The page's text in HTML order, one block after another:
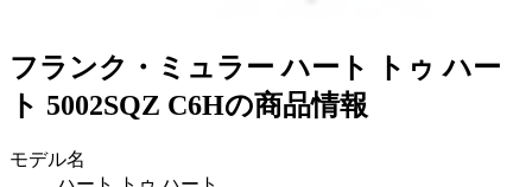
フランク・ミュラー ハート トゥ ハー
ト 5002SQZ C6Hの商品情報
モデル名